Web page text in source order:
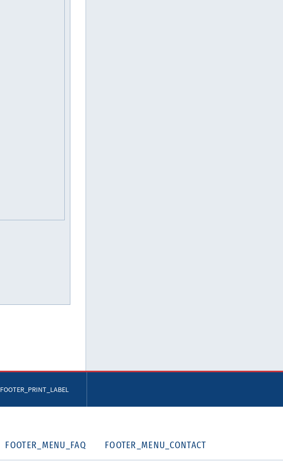
LinkedIn
FOOTER_PRINT_LABEL
FOOTER_MENU_FAQ FOOTER_MENU_CONTACT